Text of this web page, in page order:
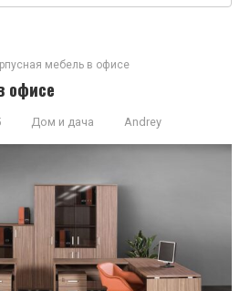
мебель в офисе
офисе
Дом и дача Andrey